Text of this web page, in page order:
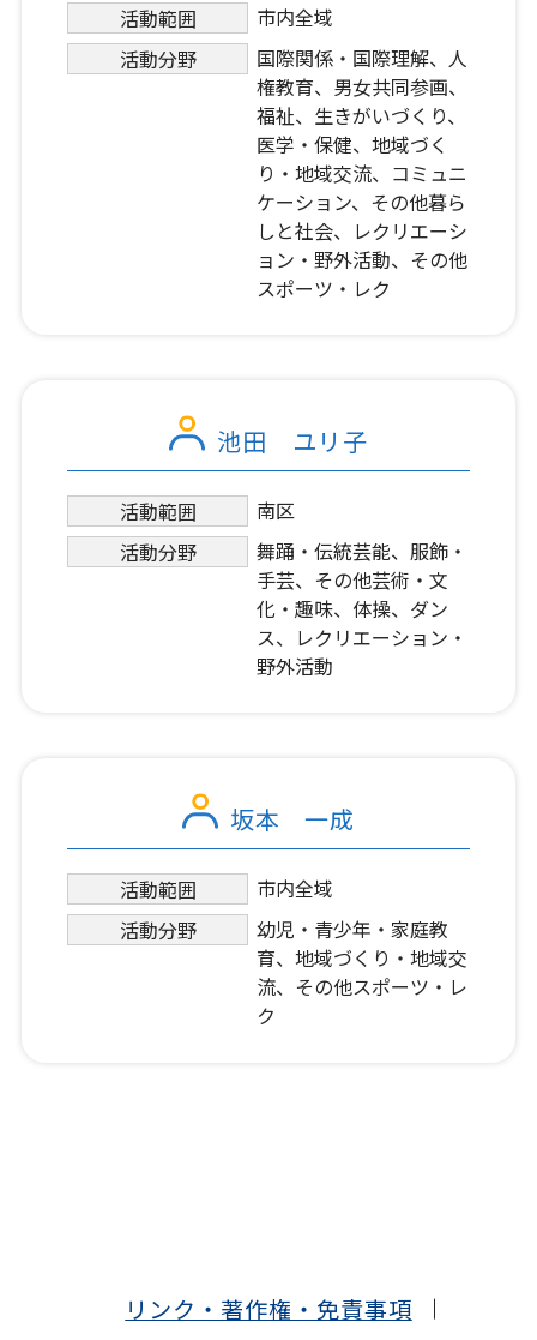
活動範囲
市内全域
活動分野
国際関係・国際理解、人
権教育、男女共同参画、
福祉、生きがいづくり、
医学・保健、地域づく
り・地域交流、コミュニ
ケーション、その他暮ら
しと社会、レクリエーシ
ョン・野外活動、その他
スポーツ・レク
池田 ユリ子
活動範囲
南区
活動分野
舞踊・伝統芸能、服飾・
手芸、その他芸術・文
化・趣味、体操、ダン
ス、レクリエーション・
野外活動
坂本 一成
活動範囲
市内全域
活動分野
幼児・青少年・家庭教
育、地域づくり・地域交
流、その他スポーツ・レ
ク
リンク・著作権・免責事項